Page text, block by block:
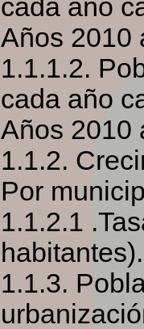
cada año
Años 2010
1.1.1.2.
cada año
Años 2010
1.1.2.
Por
1.1.2.1
1.1.3.